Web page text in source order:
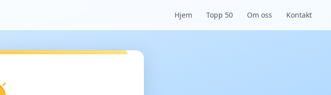
Hjem Topp 50 Om oss Kontakt